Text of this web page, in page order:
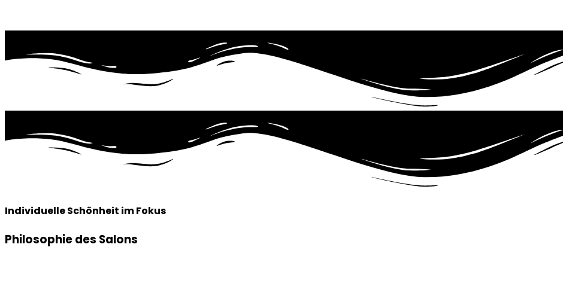
Individuelle Schönheit im Fokus
Philosophie des Salons